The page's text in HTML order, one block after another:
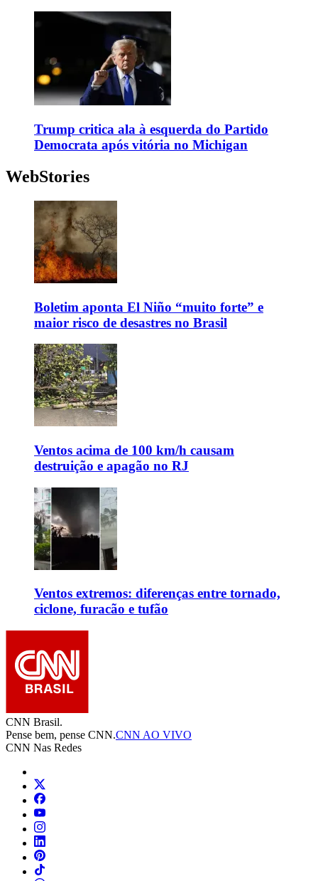
Trump critica ala à esquerda do Partido
Democrata após vitória no Michigan
WebStories
Boletim aponta El Niño “muito forte” e
maior risco de desastres no Brasil
Ventos acima de 100 km/h causam
destruição e apagão no RJ
Ventos extremos: diferenças entre tornado,
ciclone, furacão e tufão
CNN Brasil.
Pense bem, pense CNN.CNN AO VIVO
CNN Nas Redes